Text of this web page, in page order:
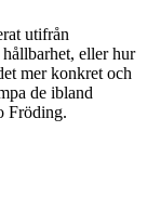
utifrån
eller hur
mer konkret och
de ibland
Fröding.